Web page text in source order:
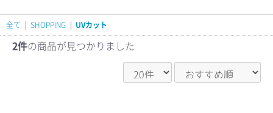
全て SHOPPING UVカット
2件の商品が見つかりました